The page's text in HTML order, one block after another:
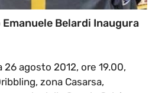
Emanuele Belardi Inaugura
26 agosto 2012, ore 19.00,
zona Casarsa,